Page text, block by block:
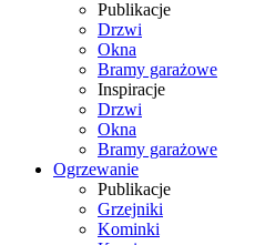
Publikacje
Drzwi
Okna
Bramy garażowe
Inspiracje
Drzwi
Okna
Bramy garażowe
Ogrzewanie
Publikacje
Grzejniki
Kominki